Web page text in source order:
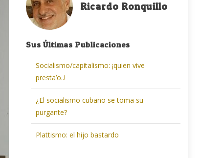
Ricardo Ronquillo
Sus Últimas Publicaciones
Socialismo/capitalismo: ¡quien vive
presta’o..!
¿El socialismo cubano se toma su
purgante?
Plattismo: el hijo bastardo